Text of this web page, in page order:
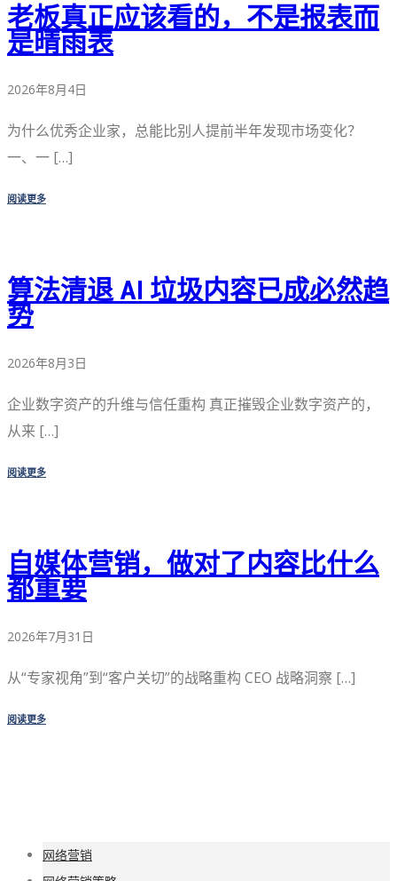
老板真正应该看的，不是报表而
是晴雨表
2026年8月4日
为什么优秀企业家，总能比别人提前半年发现市场变化？
一、一 […]
阅读更多
算法清退 AI 垃圾内容已成必然趋
势
2026年8月3日
企业数字资产的升维与信任重构 真正摧毁企业数字资产的，
从来 […]
阅读更多
自媒体营销，做对了内容比什么
都重要
2026年7月31日
从“专家视角”到“客户关切”的战略重构 CEO 战略洞察 […]
阅读更多
网络营销